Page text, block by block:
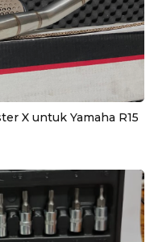
X untuk Yamaha R15